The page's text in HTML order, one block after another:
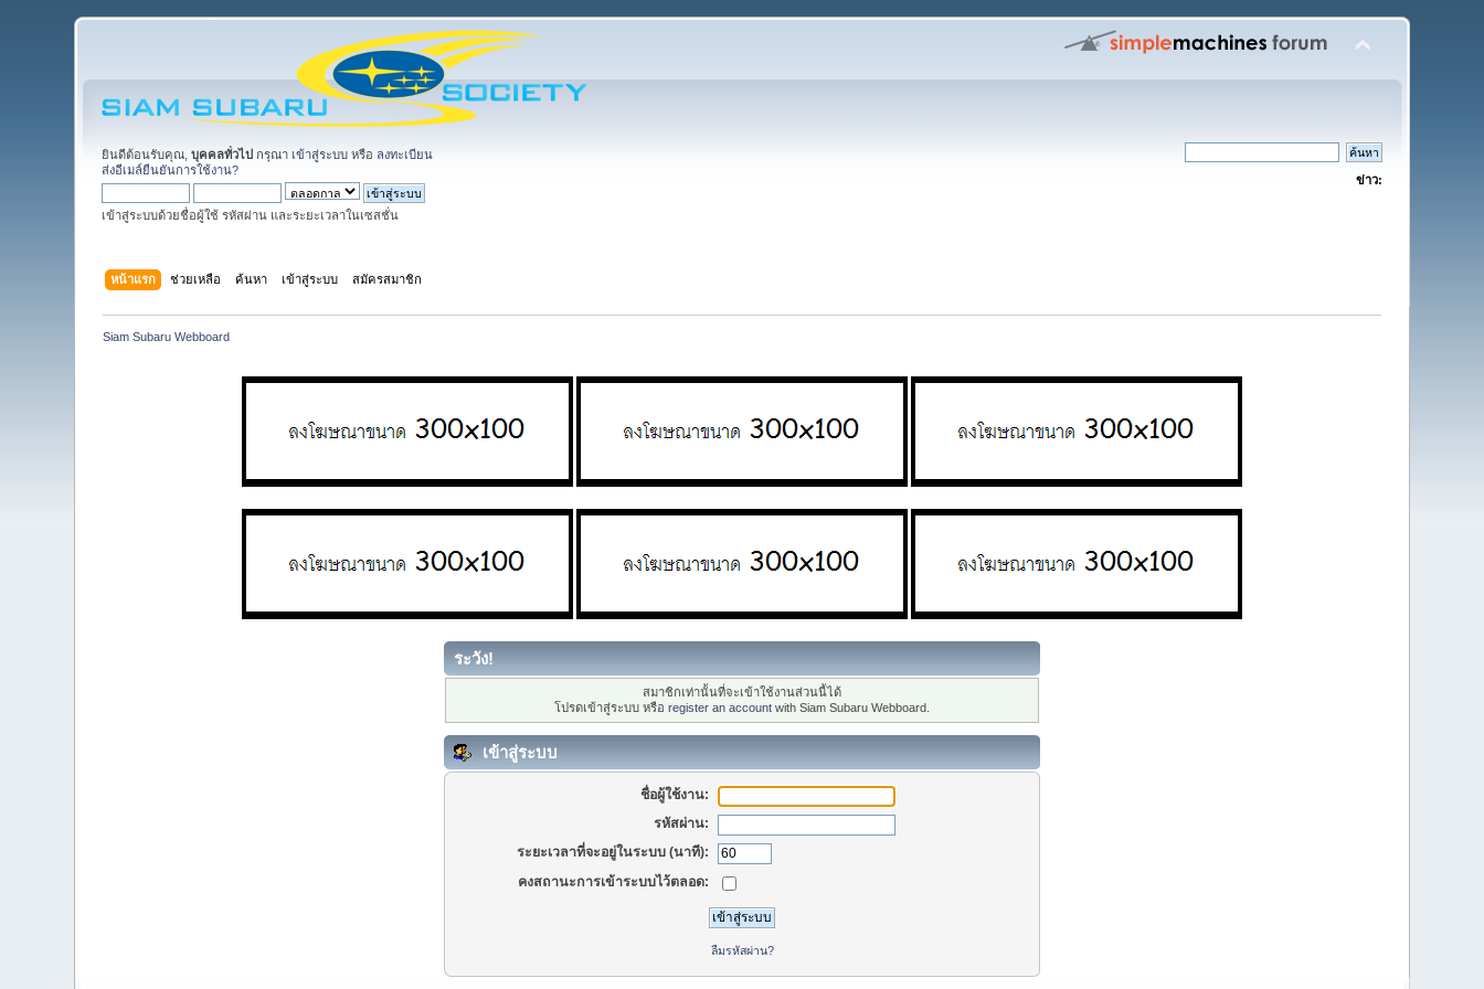
ยินดีต้อนรับคุณ,บุคคลทั่วไป กรุณา เข้าสู่ระบบ หรือ ลงทะเบียน
ส่งอีเมล์ยืนยันการใช้งาน?
เข้าสู่ระบบด้วยชื่อผู้ใช้ รหัสผ่าน และระยะเวลาในเซสชั่น
ข่าว:
หน้าแรก ช่วยเหลือ ค้นหา เข้าสู่ระบบ สมัครสมาชิก
Siam Subaru Webboard
ระวัง!
สมาชิกเท่านั้นที่จะเข้าใช้งานส่วนนี้ได้
โปรดเข้าสู่ระบบ หรือ register an account with Siam Subaru Webboard.
เข้าสู่ระบบ
ชื่อผู้ใช้งาน:
รหัสผ่าน:
ระยะเวลาที่จะอยู่ในระบบ (นาที):
คงสถานะการเข้าระบบไว้ตลอด:
ลืมรหัสผ่าน?